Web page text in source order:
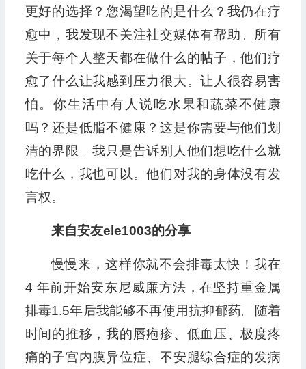
更好的选择？您渴望吃的是什么？我仍在疗
愈中，我发现不关注社交媒体有帮助。所有
关于每个人整天都在做什么的帖子，他们疗
愈了什么让我感到压力很大。让人很容易害
怕。你生活中有人说吃水果和蔬菜不健康
吗？还是低脂不健康？这是你需要与他们划
清的界限。我只是告诉别人他们想吃什么就
吃什么，我也可以。他们对我的身体没有发
言权。
来自安友ele1003的分享
慢慢来，这样你就不会排毒太快！我在
4 年前开始安东尼威廉方法，在坚持重金属
排毒1.5年后我能够不再使用抗抑郁药。随着
时间的推移，我的唇疱疹、低血压、极度疼
痛的子宫内膜异位症、不安腿综合症的发病